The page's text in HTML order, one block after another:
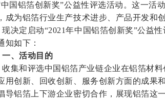
中国铝箔创新奖”公益性评选活动。这一活
成为铝箔行业生产技术进步、产品开发和
现决定启动“2021年中国铝箔创新奖”公益性
知如下：
一、活动目的
收集和评选中国铝箔产业链企业在铝箔材
用创新、回收创新、服务创新方面的成果
导铝箔上下游企业密切合作，展现铝箔这